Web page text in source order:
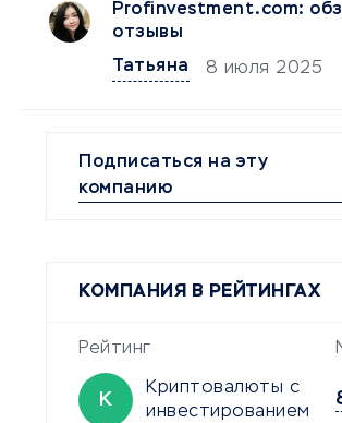
Profinvestment.com:
отзывы
Татьяна
8 июля 2025
Подписаться на эту
компанию
КОМПАНИЯ В РЕЙТИНГАХ
Рейтинг
К
Криптовалюты с
инвестированием